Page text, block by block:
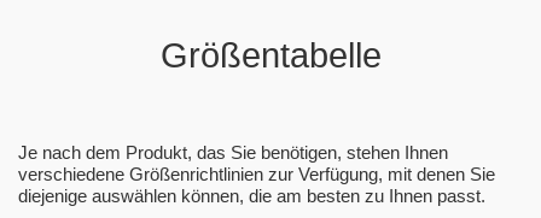
Größentabelle
Je nach dem Produkt, das Sie benötigen, stehen Ihnen
verschiedene Größenrichtlinien zur Verfügung, mit denen Sie
diejenige auswählen können, die am besten zu Ihnen passt.